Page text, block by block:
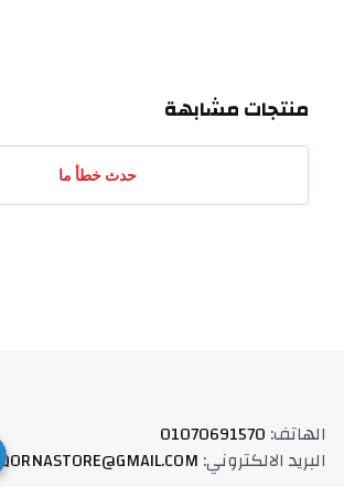
منتجات مشابهة
حدث خطأ ما
الهاتف:
01070691570
البريد الالكتروني:
QORNASTORE@GMAIL.COM